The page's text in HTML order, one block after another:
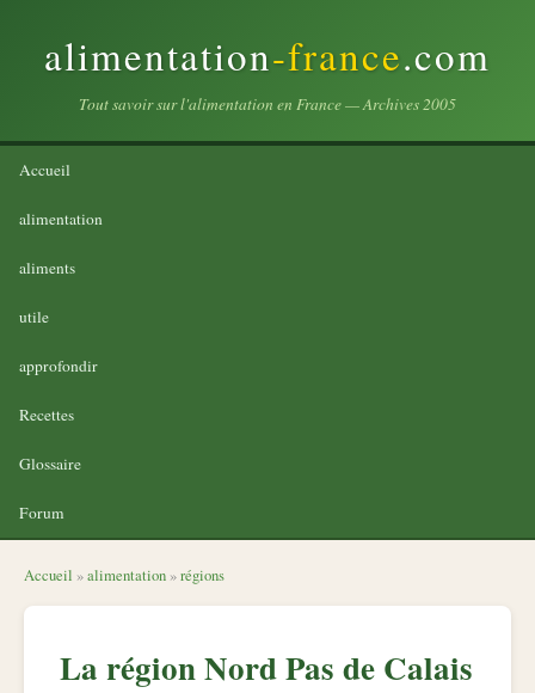
alimentation-france.com
Tout savoir sur l'alimentation en France — Archives 2005
Accueil
alimentation
aliments
utile
approfondir
Recettes
Glossaire
Forum
Accueil »alimentation »régions
La région Nord Pas de Calais